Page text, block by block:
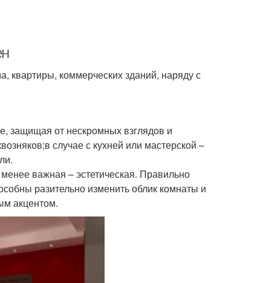
квартиры, коммерческих зданий, наряду с
защищая от нескромных взглядов и
случае с кухней или мастерской –
важная – эстетическая. Правильно
разительно изменить облик комнаты и
акцентом.